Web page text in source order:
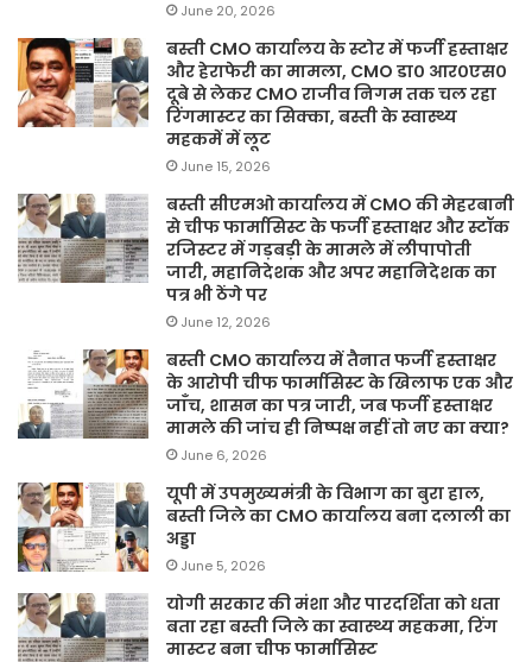
June 20, 2026
बस्ती CMO कार्यालय के स्टोर में फर्जी हस्ताक्षर
और हेराफेरी का मामला, CMO डा० आर०एस०
दूबे से लेकर CMO राजीव निगम तक चल रहा
रिंगमास्टर का सिक्का, बस्ती के स्वास्थ्य
महकमें में लूट
June 15, 2026
बस्ती सीएमओ कार्यालय में CMO की मेहरबानी
से चीफ फार्मासिस्ट के फर्जी हस्ताक्षर और स्टॉक
रजिस्टर में गड़बड़ी के मामले में लीपापोती
जारी, महानिदेशक और अपर महानिदेशक का
पत्र भी ठेंगे पर
June 12, 2026
बस्ती CMO कार्यालय में तैनात फर्जी हस्ताक्षर
के आरोपी चीफ फार्मासिस्ट के खिलाफ एक और
जाँच, शासन का पत्र जारी, जब फर्जी हस्ताक्षर
मामले की जांच ही निष्पक्ष नहीं तो नए का क्या?
June 6, 2026
यूपी में उपमुख्यमंत्री के विभाग का बुरा हाल,
बस्ती जिले का CMO कार्यालय बना दलाली का
अड्डा
June 5, 2026
योगी सरकार की मंशा और पारदर्शिता को धता
बता रहा बस्ती जिले का स्वास्थ्य महकमा, रिंग
मास्टर बना चीफ फार्मासिस्ट